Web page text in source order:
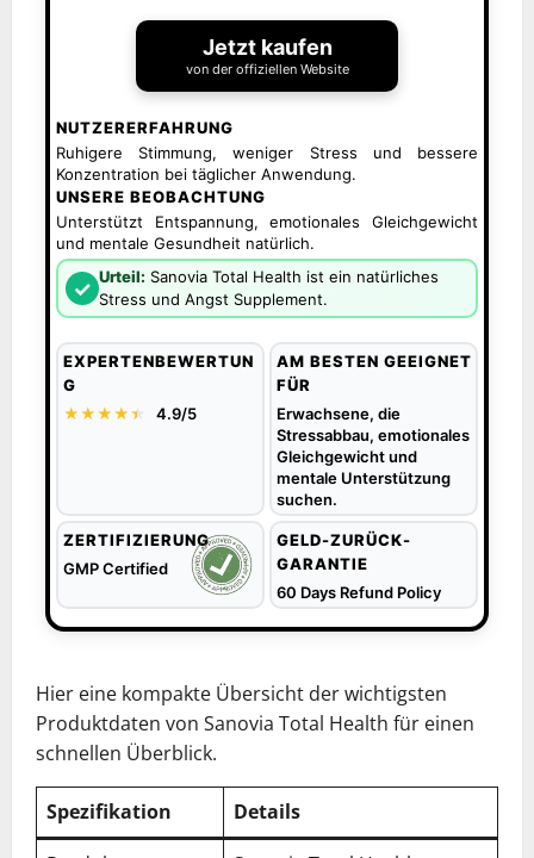
Jetzt kaufen
von der offiziellen Website
NUTZERERFAHRUNG
Ruhigere Stimmung, weniger Stress und bessere
Konzentration bei täglicher Anwendung.
UNSERE BEOBACHTUNG
Unterstützt Entspannung, emotionales Gleichgewicht
und mentale Gesundheit natürlich.
✓ Urteil: Sanovia Total Health ist ein natürliches
Stress und Angst Supplement.
EXPERTENBEWERTUN
G
★★★★★
★ 4.9/5
AM BESTEN GEEIGNET
FÜR
Erwachsene, die
Stressabbau, emotionales
Gleichgewicht und
mentale Unterstützung
suchen.
ZERTIFIZIERUNG
GMP Certified
GELD-ZURÜCK-
GARANTIE
60 Days Refund Policy
Hier eine kompakte Übersicht der wichtigsten
Produktdaten von Sanovia Total Health für einen
schnellen Überblick.
Spezifikation
Details